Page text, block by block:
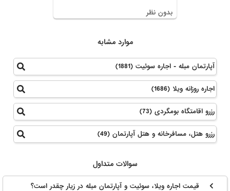
بدون نظر
موارد مشابه
آپارتمان مبله - اجاره سوئیت (1881)
اجاره روزانه ویلا (1686)
رزرو اقامتگاه بومگردی (73)
رزرو هتل، مسافرخانه و هتل آپارتمان (49)
سوالات متداول
قیمت اجاره ویلا، سوئیت و آپارتمان مبله در زیار چقدر است؟